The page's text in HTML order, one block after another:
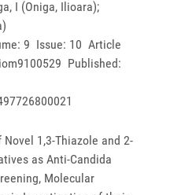
I (Oniga, Ilioara);
9 Issue: 10 Article
Published:
1,3-Thiazole and 2-
as Anti-Candida
Molecular